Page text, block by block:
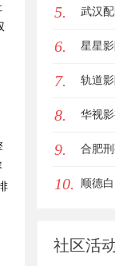
AI助力
5. 武汉
6. 星星
致观影
7. 轨道
潮流
8. 华视
的旗
9. 合肥
10. 顺德
社区活